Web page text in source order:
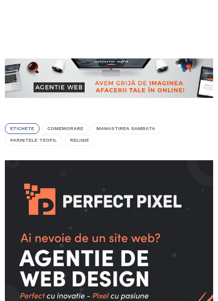
ETICHETE COMEMORARE MANASTIREA SAMBATA
PARINTELE TEOFIL RELIGIE